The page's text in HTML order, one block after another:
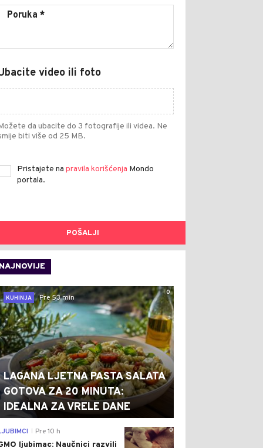
video ili foto
da ubacite do 3 fotografije ili videa. Ne
biti više od 25 MB.
Pristajete na pravila korišćenja Mondo
portala.
POŠALJI
NAJNOVIJE
0
KUHINJA
Pre 53 min
LAGANA LJETNA PASTA SALATA
GOTOVA ZA 20 MINUTA:
IDEALNA ZA VRELE DANE
0
Pre 10 h
ljubimac: Naučnici razvili